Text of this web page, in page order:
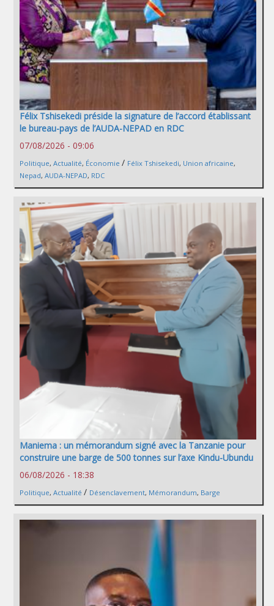
Félix Tshisekedi préside la signature de l’accord établissant
le bureau-pays de l’AUDA-NEPAD en RDC
07/08/2026 - 09:06
Politique, Actualité, Économie / Félix Tshisekedi, Union africaine,
Nepad, AUDA-NEPAD, RDC
Maniema : un mémorandum signé avec la Tanzanie pour
construire une barge de 500 tonnes sur l’axe Kindu-Ubundu
06/08/2026 - 18:38
Politique, Actualité / Désenclavement, Mémorandum, Barge